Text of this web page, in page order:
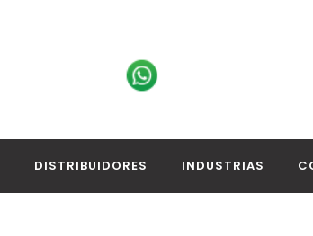
DISTRIBUIDORES INDUSTRIAS